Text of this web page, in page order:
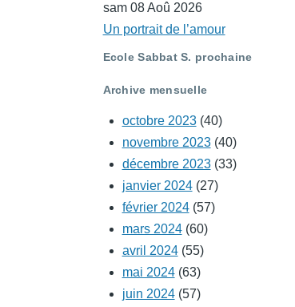
sam 08 Aoû 2026
Un portrait de l’amour
Ecole Sabbat S. prochaine
Archive mensuelle
octobre 2023(40)
novembre 2023(40)
décembre 2023(33)
janvier 2024(27)
février 2024(57)
mars 2024(60)
avril 2024(55)
mai 2024(63)
juin 2024(57)